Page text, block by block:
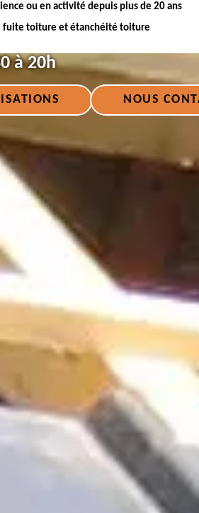
ou en activité depuis plus de 20 ans
fuite toiture et étanchéité toiture
à 20h
NOUS